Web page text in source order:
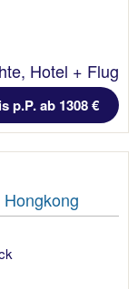
Hotel + Flug
p.P. ab 1308 €